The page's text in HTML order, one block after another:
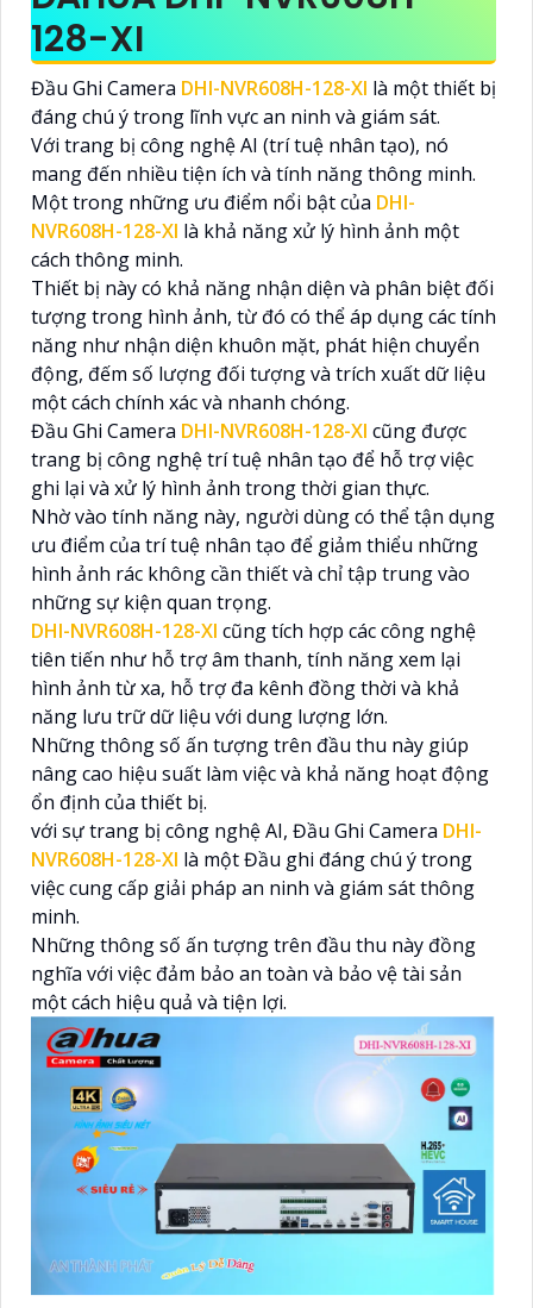
128-XI
Đầu Ghi Camera DHI-NVR608H-128-XI là một thiết bị
đáng chú ý trong lĩnh vực an ninh và giám sát.
Với trang bị công nghệ AI (trí tuệ nhân tạo), nó
mang đến nhiều tiện ích và tính năng thông minh.
Một trong những ưu điểm nổi bật của DHI-
NVR608H-128-XI là khả năng xử lý hình ảnh một
cách thông minh.
Thiết bị này có khả năng nhận diện và phân biệt đối
tượng trong hình ảnh, từ đó có thể áp dụng các tính
năng như nhận diện khuôn mặt, phát hiện chuyển
động, đếm số lượng đối tượng và trích xuất dữ liệu
một cách chính xác và nhanh chóng.
Đầu Ghi Camera DHI-NVR608H-128-XI cũng được
trang bị công nghệ trí tuệ nhân tạo để hỗ trợ việc
ghi lại và xử lý hình ảnh trong thời gian thực.
Nhờ vào tính năng này, người dùng có thể tận dụng
ưu điểm của trí tuệ nhân tạo để giảm thiểu những
hình ảnh rác không cần thiết và chỉ tập trung vào
những sự kiện quan trọng.
DHI-NVR608H-128-XI cũng tích hợp các công nghệ
tiên tiến như hỗ trợ âm thanh, tính năng xem lại
hình ảnh từ xa, hỗ trợ đa kênh đồng thời và khả
năng lưu trữ dữ liệu với dung lượng lớn.
Những thông số ấn tượng trên đầu thu này giúp
nâng cao hiệu suất làm việc và khả năng hoạt động
ổn định của thiết bị.
với sự trang bị công nghệ AI, Đầu Ghi Camera DHI-
NVR608H-128-XI là một Đầu ghi đáng chú ý trong
việc cung cấp giải pháp an ninh và giám sát thông
minh.
Những thông số ấn tượng trên đầu thu này đồng
nghĩa với việc đảm bảo an toàn và bảo vệ tài sản
một cách hiệu quả và tiện lợi.